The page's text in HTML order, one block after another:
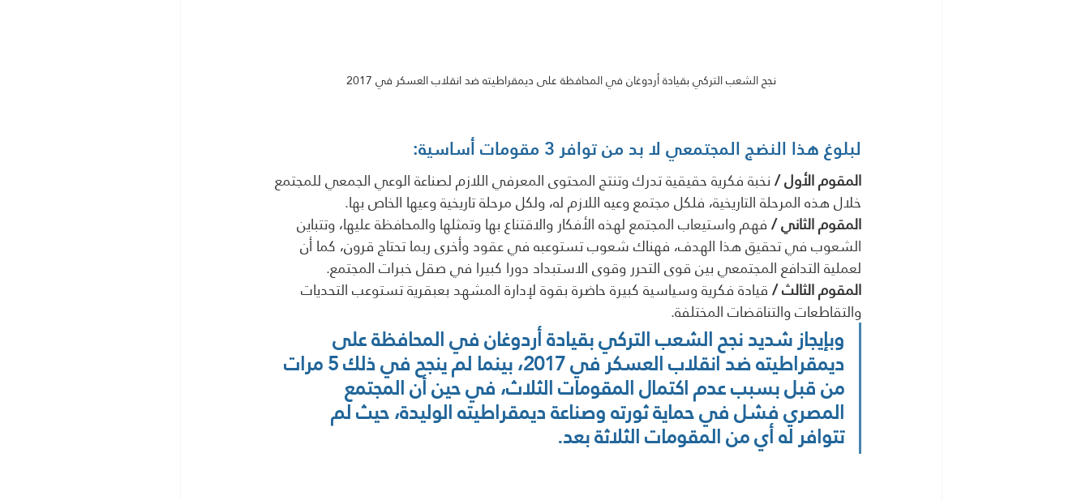
نجح الشعب التركي بقيادة أردوغان في المحافظة على ديمقراطيته ضد انقلاب العسكر في 2017
لبلوغ هذا النضج المجتمعي لا بد من توافر 3 مقومات أساسية:
المقوم الأول / نخبة فكرية حقيقية تدرك وتنتج المحتوى المعرفي اللازم لصناعة الوعي الجمعي للمجتمع
خلال هذه المرحلة التاريخية، فلكل مجتمع وعيه اللازم له، ولكل مرحلة تاريخية وعيها الخاص بها.
المقوم الثاني / فهم واستيعاب المجتمع لهذه الأفكار والاقتناع بها وتمثلها والمحافظة عليها، وتتباين
الشعوب في تحقيق هذا الهدف، فهناك شعوب تستوعبه في عقود وأخرى ربما تحتاج قرون، كما أن
لعملية التدافع المجتمعي بين قوى التحرر وقوى الاستبداد دورا كبيرا في صقل خبرات المجتمع.
المقوم الثالث / قيادة فكرية وسياسية كبيرة حاضرة بقوة لإدارة المشهد بعبقرية تستوعب التحديات
والتقاطعات والتناقضات المختلفة.
وبإيجاز شديد نجح الشعب التركي بقيادة أردوغان في المحافظة على
ديمقراطيته ضد انقلاب العسكر في 2017، بينما لم ينجح في ذلك 5 مرات
من قبل بسبب عدم اكتمال المقومات الثلاث، في حين أن المجتمع
المصري فشل في حماية ثورته وصناعة ديمقراطيته الوليدة، حيث لم
تتوافر له أي من المقومات الثلاثة بعد.